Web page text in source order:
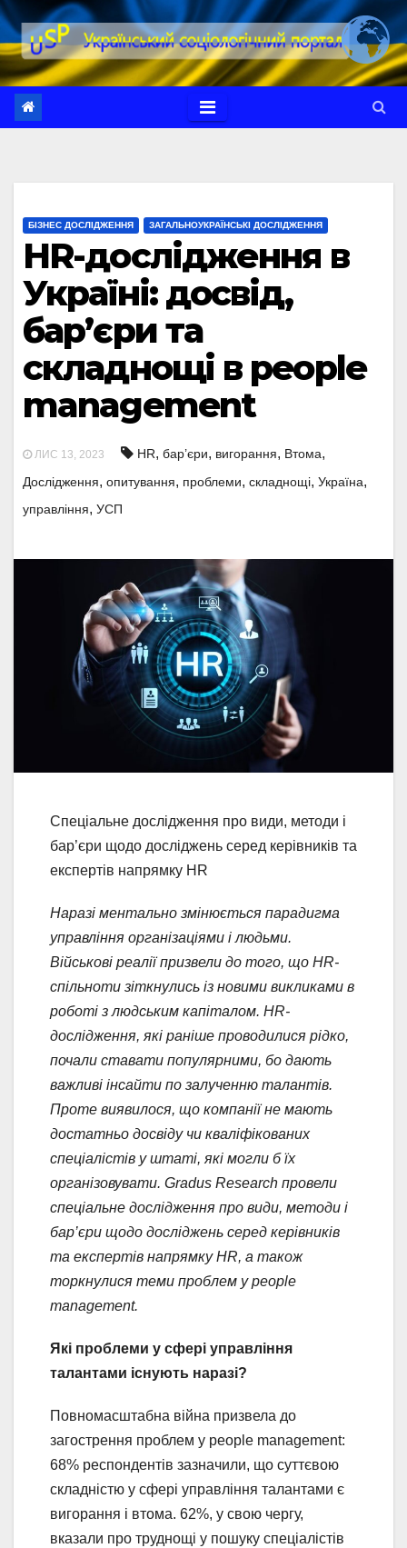
Перейти
до
вмісту
БІЗНЕС ДОСЛІДЖЕННЯ ЗАГАЛЬНОУКРАЇНСЬКІ ДОСЛІДЖЕННЯ
HR-дослідження в
Україні: досвід,
бар’єри та
складнощі в people
management
ЛИС 13, 2023 HR, бар’єри, вигорання, Втома,
Дослідження, опитування, проблеми, складнощі, Україна,
управління, УСП
Cпеціальне дослідження про види, методи і
бар’єри щодо досліджень серед керівників та
експертів напрямку HR
Наразі ментально змінюється парадигма
управління організаціями і людьми.
Військові реалії призвели до того, що HR-
спільноти зіткнулись із новими викликами в
роботі з людським капіталом. HR-
дослідження, які раніше проводилися рідко,
почали ставати популярними, бо дають
важливі інсайти по залученню талантів.
Проте виявилося, що компанії не мають
достатньо досвіду чи кваліфікованих
спеціалістів у штаті, які могли б їх
організовувати. Gradus Research провели
спеціальне дослідження про види, методи і
бар’єри щодо досліджень серед керівників
та експертів напрямку HR, а також
торкнулися теми проблем у people
management.
Які проблеми у сфері управління
талантами існують наразі?
Повномасштабна війна призвела до
загострення проблем у people management:
68% респондентів зазначили, що суттєвою
складністю у сфері управління талантами є
вигорання і втома. 62%, у свою чергу,
вказали про труднощі у пошуку спеціалістів